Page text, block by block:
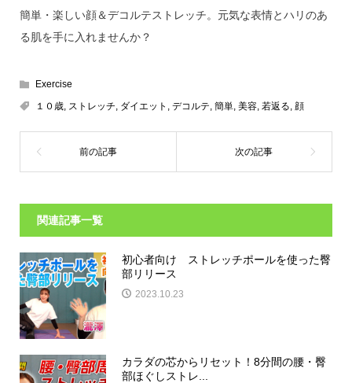
簡単・楽しい顔＆デコルテストレッチ。元気な表情とハリのあ
る肌を手に入れませんか？
Exercise
１０歳, ストレッチ ダイエット デコルテ 簡単 美容, 若返る 顔
関連記事一覧
初心者向け ストレッチポールを使った臀
部リリース
2023.10.23
カラダの芯からリセット！8分間の腰・臀
部ほぐしストレ...